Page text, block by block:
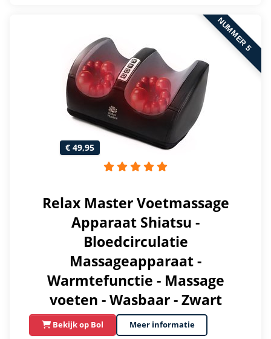
NUMMER 5
€ 49,95
Relax Master Voetmassage
Apparaat Shiatsu -
Bloedcirculatie
Massageapparaat -
Warmtefunctie - Massage
voeten - Wasbaar - Zwart
Bekijk op Bol Meer informatie